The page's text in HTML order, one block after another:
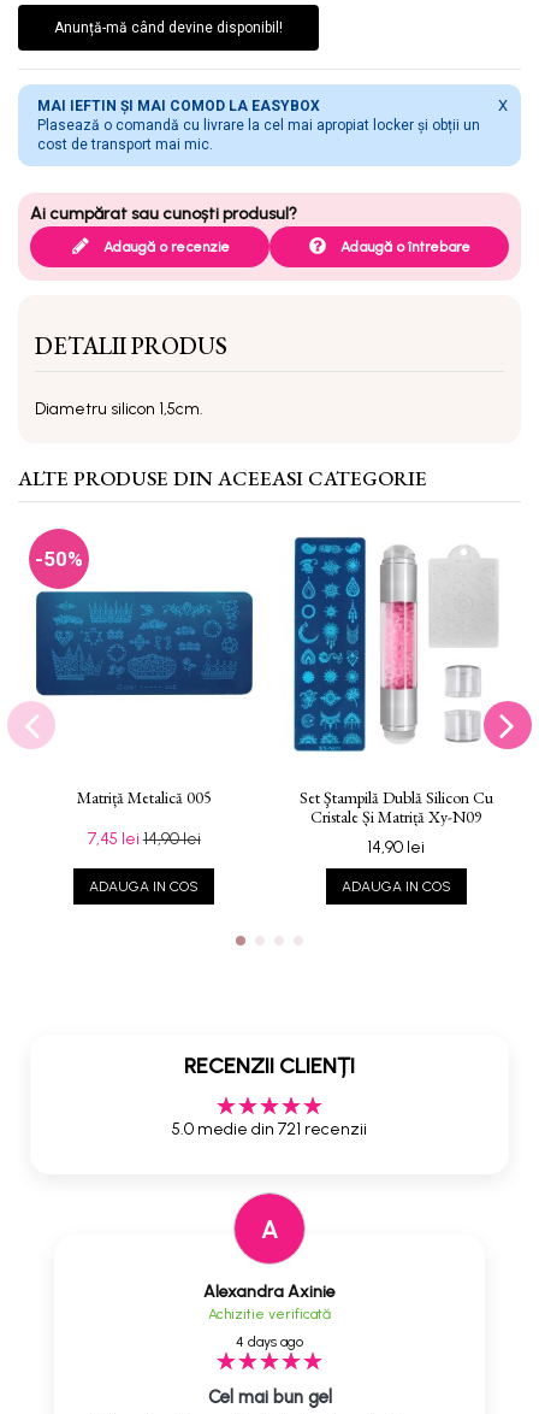
Anunță-mă când devine disponibil!
MAI IEFTIN ȘI MAI COMOD LA EASYBOX
Plasează o comandă cu livrare la cel mai apropiat locker și obții un
cost de transport mai mic.
X
Adaugă o recenzie Adaugă o întrebare
DETALII PRODUS
Diametru silicon 1,5cm.
ALTE PRODUSE DIN ACEEASI CATEGORIE
-50%
Matriță Metalică 005
7,45 lei14,90 lei
ADAUGA IN COS
Set Ştampilă Dublă Silicon Cu
Cristale Și Matriță Xy-N09
14,90 lei
ADAUGA IN COS
RECENZII CLIENȚI
5.0 medie din 721 recenzii
A
Alexandra Axinie
Achizitie verificată
4 days ago
Cel mai bun gel